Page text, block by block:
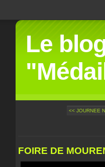
Le
<< JOURNEE
FOIRE DE